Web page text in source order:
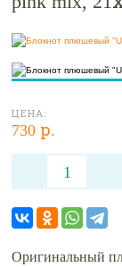
ЦЕНА:
730 р.
Оригинальный